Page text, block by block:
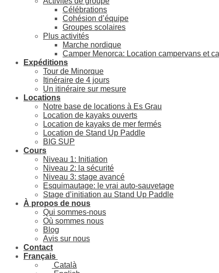
Célébrations
Cohésion d’équipe
Groupes scolaires
Plus activités
Marche nordique
Camper Menorca: Location campervans et
Expéditions
Tour de Minorque
Itinéraire de 4 jours
Un itinéraire sur mesure
Locations
Notre base de locations à Es Grau
Location de kayaks ouverts
Location de kayaks de mer fermés
Location de Stand Up Paddle
BIG SUP
Cours
Niveau 1: Initiation
Niveau 2: la sécurité
Niveau 3: stage avancé
Esquimautage: le vrai auto-sauvetage
Stage d’initiation au Stand Up Paddle
À propos de nous
Qui sommes-nous
Où sommes nous
Blog
Avis sur nous
Contact
Français
Català